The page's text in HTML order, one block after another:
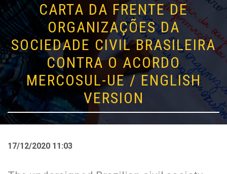
CARTA DA FRENTE DE
ORGANIZAÇÕES DA
SOCIEDADE CIVIL BRASILEIRA
CONTRA O ACORDO
MERCOSUL-UE / ENGLISH
VERSION
17/12/2020 11:03